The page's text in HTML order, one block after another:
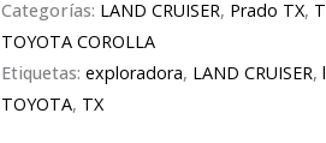
Categorías: LAND CRUISER, Prado TX,
TOYOTA COROLLA
Etiquetas:exploradora, LAND CRUISER,
TOYOTA, TX